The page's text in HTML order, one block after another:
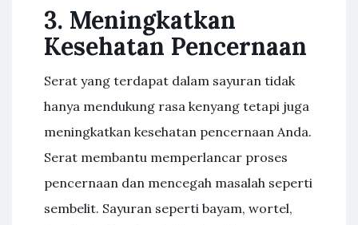
3. Meningkatkan
Kesehatan Pencernaan
Serat yang terdapat dalam sayuran tidak
hanya mendukung rasa kenyang tetapi juga
meningkatkan kesehatan pencernaan Anda.
Serat membantu memperlancar proses
pencernaan dan mencegah masalah seperti
sembelit. Sayuran seperti bayam, wortel,